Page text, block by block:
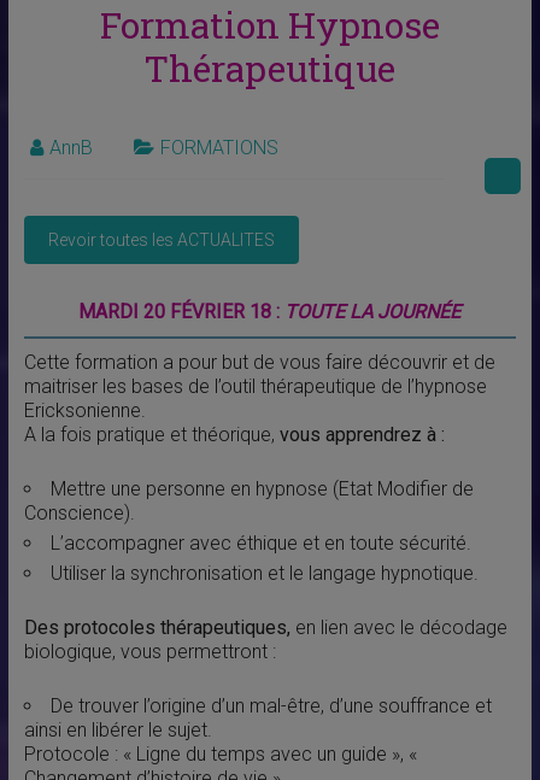
Formation Hypnose
Thérapeutique
AnnB FORMATIONS
MARDI 20 FÉVRIER 18 : TOUTE LA JOURNÉE
Cette formation a pour but de vous faire découvrir et de
maitriser les bases de l’outil thérapeutique de l’hypnose
Ericksonienne.
A la fois pratique et théorique, vous apprendrez à :
Mettre une personne en hypnose (Etat Modifier de
Conscience).
L’accompagner avec éthique et en toute sécurité.
Utiliser la synchronisation et le langage hypnotique.
Des protocoles thérapeutiques, en lien avec le décodage
biologique, vous permettront :
De trouver l’origine d’un mal-être, d’une souffrance et
ainsi en libérer le sujet.
Protocole : « Ligne du temps avec un guide », «